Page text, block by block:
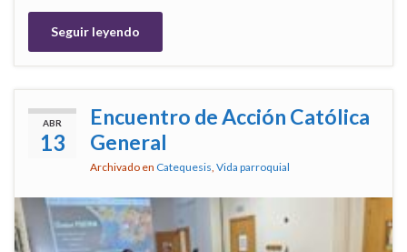
Seguir leyendo
ABR
13
Encuentro de Acción Católica
General
Archivado en Catequesis, Vida parroquial